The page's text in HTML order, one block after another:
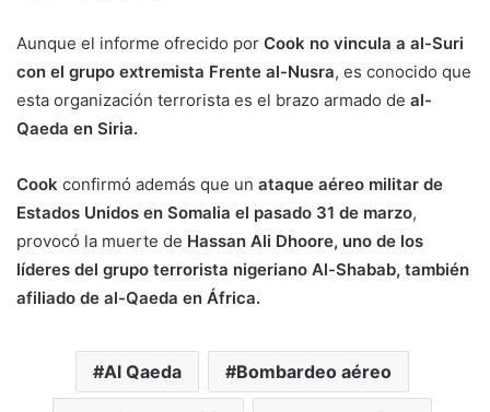
Aunque el informe ofrecido por Cook no vincula a al-Suri
con el grupo extremista Frente al-Nusra, es conocido que
esta organización terrorista es el brazo armado de al-
Qaeda en Siria.
Cook confirmó además que un ataque aéreo militar de
Estados Unidos en Somalia el pasado 31 de marzo,
provocó la muerte de Hassan Ali Dhoore, uno de los
líderes del grupo terrorista nigeriano Al-Shabab, también
afiliado de al-Qaeda en África.
Al Qaeda Bombardeo aéreo